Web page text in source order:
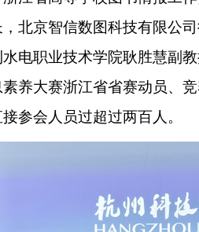
北京智信数图科技有限公
电职业技术学院耿胜慧副
养大赛浙江省省赛动员、
参会人员过超过两百人。